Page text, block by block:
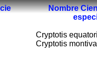
Nombre
Cryptotis
Cryptotis